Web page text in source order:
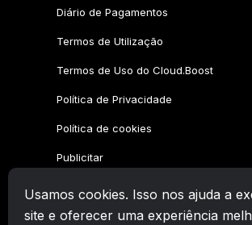
Usamos cookies. Isso nos ajuda a
site e oferecer uma experiência
Diário de Pagamentos
Termos de Utilização
Termos de Uso do Cloud.Boost
Política de Privacidade
Política de cookies
Publicitar
Família CryptoTab